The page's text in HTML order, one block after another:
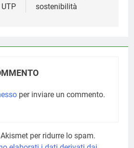
UTP
sostenibilità
per inviare un commento.
per ridurre lo spam.